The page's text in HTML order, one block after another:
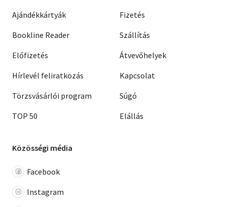
Ajándékkártyák
Bookline Reader
Előfizetés
Hírlevél feliratkozás
Törzsvásárlói program
TOP 50
Fizetés
Szállítás
Átvevőhelyek
Kapcsolat
Súgó
Elállás
Közösségi média
Facebook
Instagram